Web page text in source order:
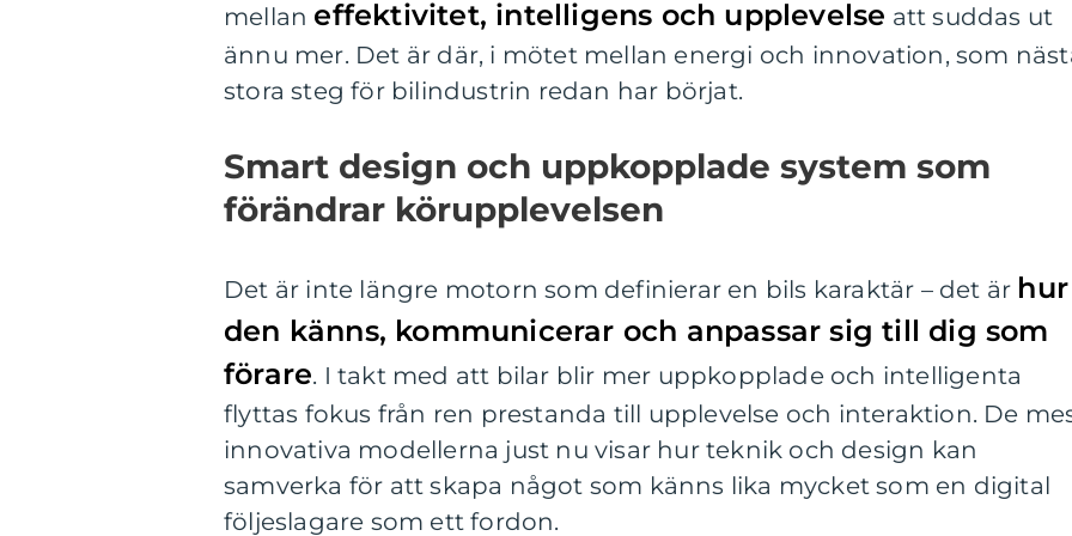
mellan effektivitet, intelligens och upplevelse att suddas ut
ännu mer. Det är där, i mötet mellan energi och innovation, som
stora steg för bilindustrin redan har börjat.
Smart design och uppkopplade system som
förändrar körupplevelsen
Det är inte längre motorn som definierar en bils karaktär – det är hur
den känns, kommunicerar och anpassar sig till dig som
förare. I takt med att bilar blir mer uppkopplade och intelligenta
flyttas fokus från ren prestanda till upplevelse och interaktion. De
innovativa modellerna just nu visar hur teknik och design kan
samverka för att skapa något som känns lika mycket som en digital
följeslagare som ett fordon.